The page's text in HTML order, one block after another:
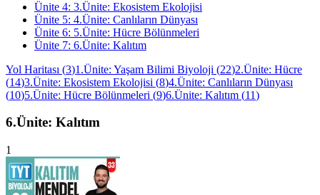
Ünite 4: 3.Ünite: Ekosistem Ekolojisi
Ünite 5: 4.Ünite: Canlıların Dünyası
Ünite 6: 5.Ünite: Hücre Bölünmeleri
Ünite 7: 6.Ünite: Kalıtım
Yol Haritası (3)1.Ünite: Yaşam Bilimi Biyoloji (22)2.Ünite: Hücre
(14)3.Ünite: Ekosistem Ekolojisi (8)4.Ünite: Canlıların Dünyası
(10)5.Ünite: Hücre Bölünmeleri (9)6.Ünite: Kalıtım (11)
6.Ünite: Kalıtım
1